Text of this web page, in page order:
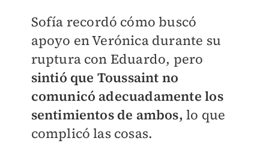
Sofía recordó cómo buscó
apoyo en Verónica durante su
ruptura con Eduardo, pero
sintió que Toussaint no
comunicó adecuadamente los
sentimientos de ambos, lo que
complicó las cosas.